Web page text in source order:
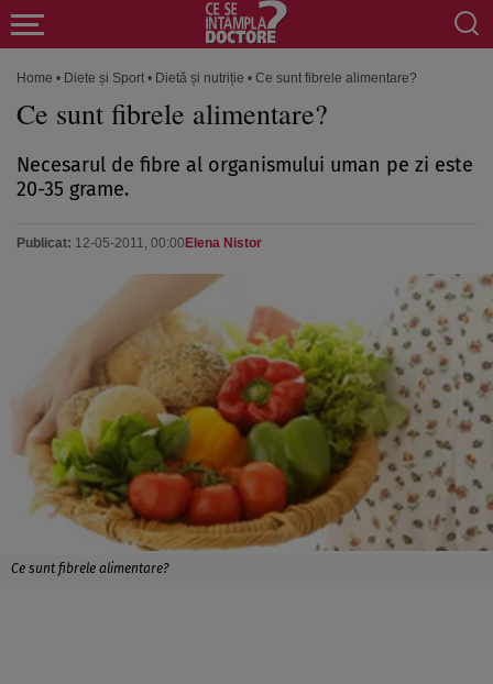
Home • Diete și Sport • Dietă și nutriție • Ce sunt fibrele alimentare?
Ce sunt fibrele alimentare?
Necesarul de fibre al organismului uman pe zi este
20-35 grame.
Publicat: 12-05-2011, 00:00 Elena Nistor
Ce sunt fibrele alimentare?